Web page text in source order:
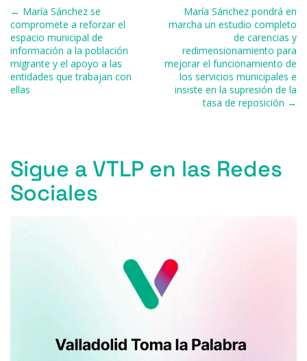
e
b
o
o
s
k
y
a
d
s
gr
a
m
l
p
ar
ti
r
Navegación de entradas
← María Sánchez se
compromete a reforzar el
espacio municipal de
información a la población
migrante y el apoyo a las
entidades que trabajan con
ellas
María Sánchez pondrá en
marcha un estudio completo
de carencias y
redimensionamiento para
mejorar el funcionamiento de
los servicios municipales e
insiste en la supresión de la
tasa de reposición →
Sigue a VTLP en las Redes
Sociales